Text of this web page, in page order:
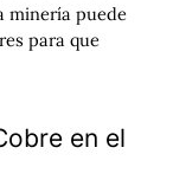
minería puede
para que
en el